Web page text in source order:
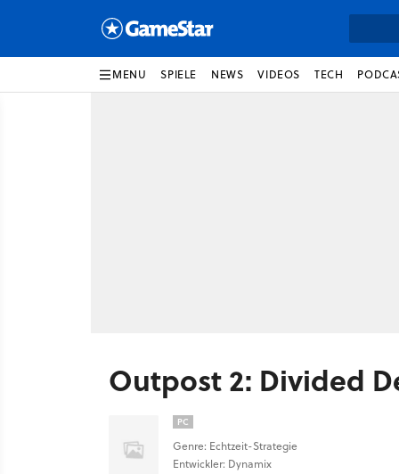
MENU SPIELE NEWS VIDEOS TECH
Outpost 2: Divided
PC
Genre: Echtzeit-Strategie
Entwickler: Dynamix